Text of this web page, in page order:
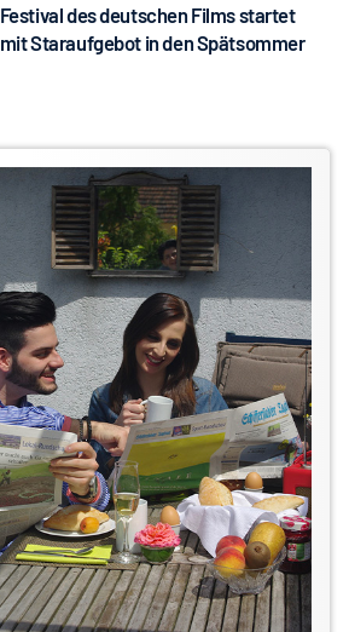
Festival des deutschen Films startet
mit Staraufgebot in den Spätsommer